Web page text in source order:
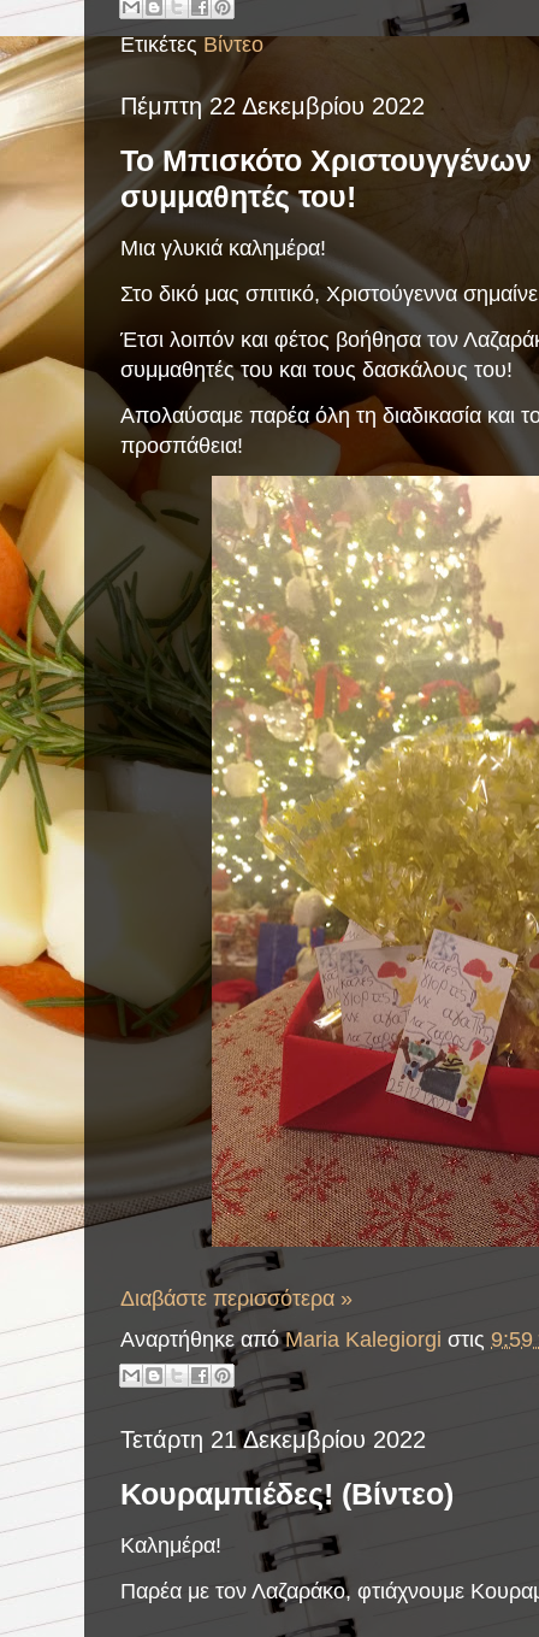
ΕτικέτεςΒίντεο
Πέμπτη 22 Δεκεμβρίου 2022
Το Μπισκότο Χριστουγγένων
συμμαθητές του!
Μια γλυκιά καλημέρα!
Στο δικό μας σπιτικό, Χριστούγεννα
Έτσι λοιπόν και φέτος βοήθησα τον
συμμαθητές του και τους δασκάλους του!
Απολαύσαμε παρέα όλη τη διαδικασία και
προσπάθεια!
Διαβάστε περισσότερα »
Αναρτήθηκε απόMaria Kalegiorgi στις
Τετάρτη 21 Δεκεμβρίου 2022
Κουραμπιέδες! (Βίντεο)
Καλημέρα!
Παρέα με τον Λαζαράκο, φτιάχνουμε